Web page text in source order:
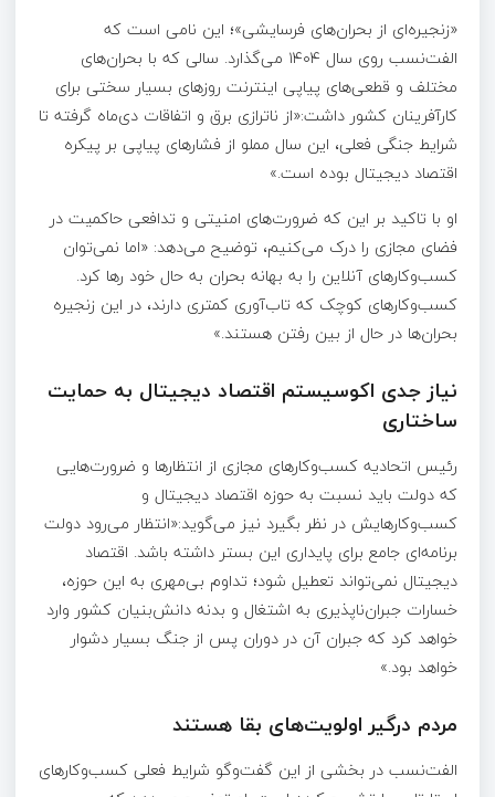
«زنجیره‌ای از بحران‌های فرسایشی»؛ این نامی است که
الفت‌نسب روی سال ۱۴۰۴ می‌گذارد. سالی که با بحران‌های
مختلف و قطعی‌های پیاپی اینترنت روزهای بسیار سختی برای
کارآفرینان کشور داشت:«از ناترازی برق و اتفاقات دی‌ماه گرفته تا
شرایط جنگی فعلی، این سال مملو از فشارهای پیاپی بر پیکره
اقتصاد دیجیتال بوده است.»
او با تاکید بر این که ضرورت‌های امنیتی و تدافعی حاکمیت در
فضای مجازی را درک می‌کنیم، توضیح می‌دهد: «اما نمی‌توان
کسب‌وکارهای آنلاین را به بهانه بحران به حال خود رها کرد.
کسب‌وکارهای کوچک که تاب‌آوری کمتری دارند، در این زنجیره
بحران‌ها در حال از بین رفتن هستند.»
نیاز جدی اکوسیستم اقتصاد دیجیتال به حمایت
ساختاری
رئیس اتحادیه کسب‌وکارهای مجازی از انتظارها و ضرورت‌هایی
که دولت باید نسبت به حوزه اقتصاد دیجیتال و
کسب‌وکارهایش در نظر بگیرد نیز می‌گوید:«انتظار می‌رود دولت
برنامه‌ای جامع برای پایداری این بستر داشته باشد. اقتصاد
دیجیتال نمی‌تواند تعطیل شود؛ تداوم بی‌مهری به این حوزه،
خسارات جبران‌ناپذیری به اشتغال و بدنه دانش‌بنیان کشور وارد
خواهد کرد که جبران آن در دوران پس از جنگ بسیار دشوار
خواهد بود.»
مردم درگیر اولویت‌های بقا هستند
الفت‌نسب در بخشی از این گفت‌وگو شرایط فعلی کسب‌وکارهای